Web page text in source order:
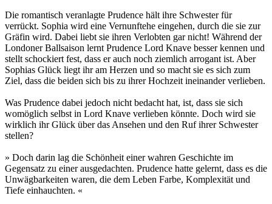
Die romantisch veranlagte Prudence hält ihre Schwester für
verrückt. Sophia wird eine Vernunftehe eingehen, durch die sie zur
Gräfin wird. Dabei liebt sie ihren Verlobten gar nicht! Während der
Londoner Ballsaison lernt Prudence Lord Knave besser kennen und
stellt schockiert fest, dass er auch noch ziemlich arrogant ist. Aber
Sophias Glück liegt ihr am Herzen und so macht sie es sich zum
Ziel, dass die beiden sich bis zu ihrer Hochzeit ineinander verlieben.
Was Prudence dabei jedoch nicht bedacht hat, ist, dass sie sich
womöglich selbst in Lord Knave verlieben könnte. Doch wird sie
wirklich ihr Glück über das Ansehen und den Ruf ihrer Schwester
stellen?
» Doch darin lag die Schönheit einer wahren Geschichte im
Gegensatz zu einer ausgedachten. Prudence hatte gelernt, dass es die
Unwägbarkeiten waren, die dem Leben Farbe, Komplexität und
Tiefe einhauchten. «